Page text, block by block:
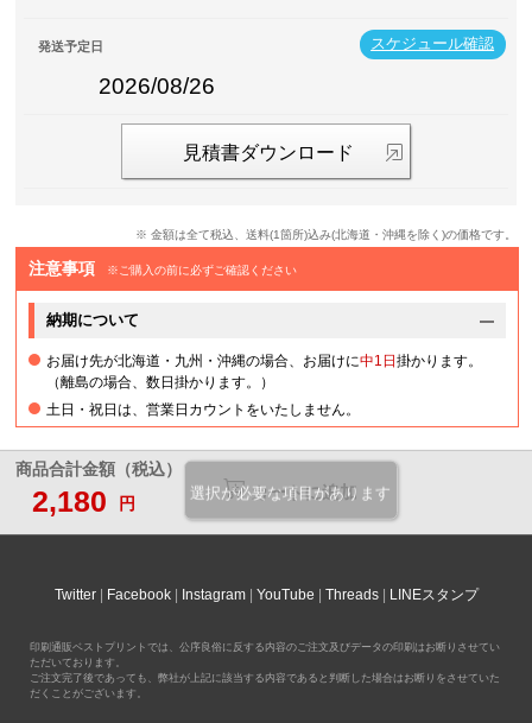
スケジュール確認
発送予定日
2026/08/26
見積書ダウンロード
※ 金額は全て税込、送料(1箇所)込み(北海道・沖縄を除く)の価格です。
注意事項 ※ご購入の前に必ずご確認ください
納期について
お届け先が北海道・九州・沖縄の場合、お届けに中1日掛かります。
（離島の場合、数日掛かります。）
土日・祝日は、営業日カウントをいたしません。
商品合計金額（税込）
2,180 円
カートに追加
選択が必要な項目があります
Twitter Facebook Instagram YouTube Threads LINEスタンプ
印刷通販ベストプリントでは、公序良俗に反する内容のご注文及びデータの印刷はお断りさせてい
ただいております。
ご注文完了後であっても、弊社が上記に該当する内容であると判断した場合はお断りをさせていた
だくことがございます。